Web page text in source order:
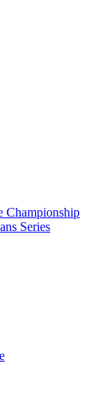
Championship
Series